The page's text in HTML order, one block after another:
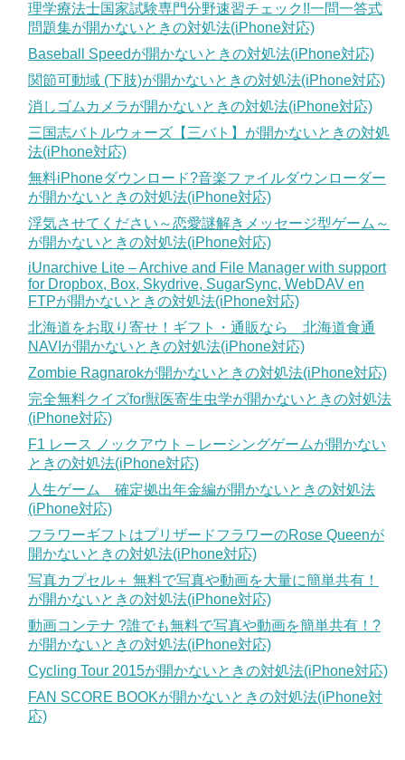
理学療法士国家試験専門分野速習チェック!!一問一答式
問題集が開かないときの対処法(iPhone対応)
Baseball Speedが開かないときの対処法(iPhone対応)
関節可動域 (下肢)が開かないときの対処法(iPhone対応)
消しゴムカメラが開かないときの対処法(iPhone対応)
三国志バトルウォーズ【三バト】が開かないときの対処
法(iPhone対応)
無料iPhoneダウンロード?音楽ファイルダウンローダー
が開かないときの対処法(iPhone対応)
浮気させてください～恋愛謎解きメッセージ型ゲーム～
が開かないときの対処法(iPhone対応)
iUnarchive Lite – Archive and File Manager with support
for Dropbox, Box, Skydrive, SugarSync, WebDAV en
FTPが開かないときの対処法(iPhone対応)
北海道をお取り寄せ！ギフト・通販なら 北海道食通
NAVIが開かないときの対処法(iPhone対応)
Zombie Ragnarokが開かないときの対処法(iPhone対応)
完全無料クイズfor獣医寄生虫学が開かないときの対処法
(iPhone対応)
F1 レース ノックアウト – レーシングゲームが開かない
ときの対処法(iPhone対応)
人生ゲーム 確定拠出年金編が開かないときの対処法
(iPhone対応)
フラワーギフトはプリザードフラワーのRose Queenが
開かないときの対処法(iPhone対応)
写真カプセル＋ 無料で写真や動画を大量に簡単共有！
が開かないときの対処法(iPhone対応)
動画コンテナ ?誰でも無料で写真や動画を簡単共有！?
が開かないときの対処法(iPhone対応)
Cycling Tour 2015が開かないときの対処法(iPhone対応)
FAN SCORE BOOKが開かないときの対処法(iPhone対
応)